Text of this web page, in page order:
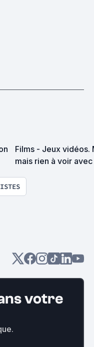
Films - Jeux vidéos.
mais rien à voir
votre